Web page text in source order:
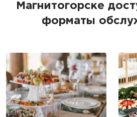
Магнитогорске
форматы